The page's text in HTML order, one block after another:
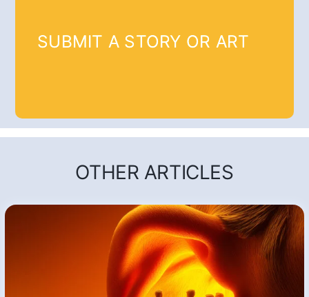
SUBMIT A STORY OR ART
OTHER ARTICLES